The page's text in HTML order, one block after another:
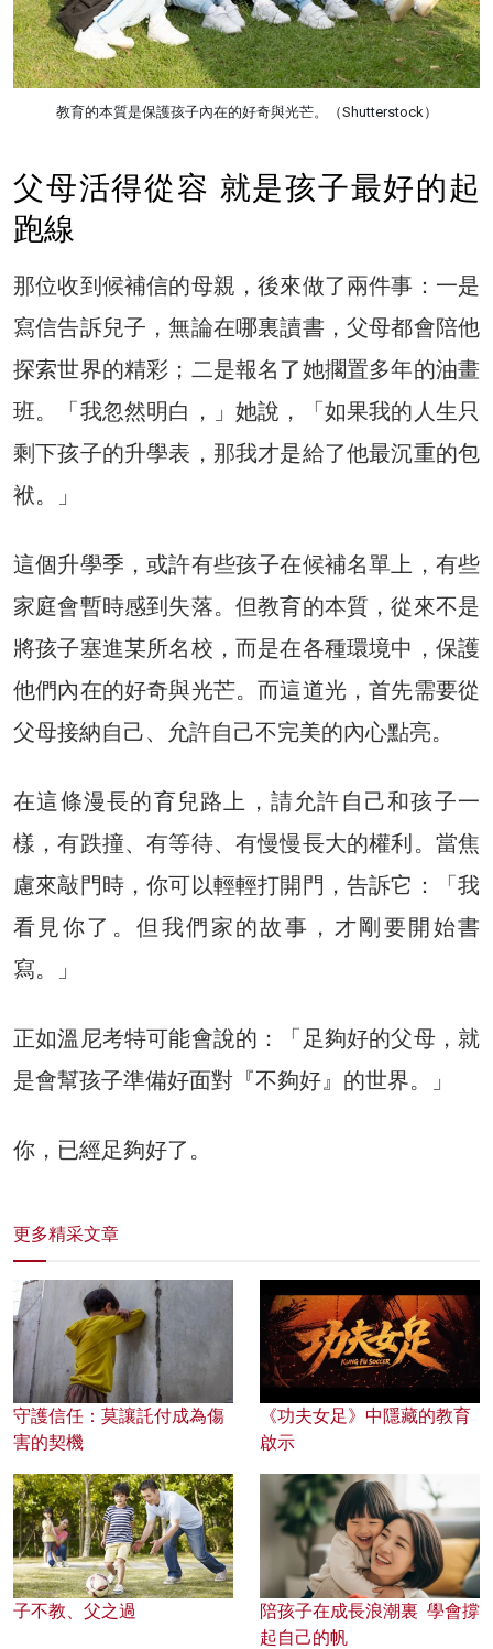
教育的本質是保護孩子內在的好奇與光芒。（Shutterstock）
父母活得從容 就是孩子最好的起
跑線
那位收到候補信的母親，後來做了兩件事：一是
寫信告訴兒子，無論在哪裏讀書，父母都會陪他
探索世界的精彩；二是報名了她擱置多年的油畫
班。「我忽然明白，」她說，「如果我的人生只
剩下孩子的升學表，那我才是給了他最沉重的包
袱。」
這個升學季，或許有些孩子在候補名單上，有些
家庭會暫時感到失落。但教育的本質，從來不是
將孩子塞進某所名校，而是在各種環境中，保護
他們內在的好奇與光芒。而這道光，首先需要從
父母接納自己、允許自己不完美的內心點亮。
在這條漫長的育兒路上，請允許自己和孩子一
樣，有跌撞、有等待、有慢慢長大的權利。當焦
慮來敲門時，你可以輕輕打開門，告訴它：「我
看見你了。但我們家的故事，才剛要開始書
寫。」
正如溫尼考特可能會說的：「足夠好的父母，就
是會幫孩子準備好面對『不夠好』的世界。」
你，已經足夠好了。
更多精采文章
守護信任：莫讓託付成為傷
害的契機
《功夫女足》中隱藏的教育
啟示
子不教、父之過
陪孩子在成長浪潮裏 學會撐
起自己的帆